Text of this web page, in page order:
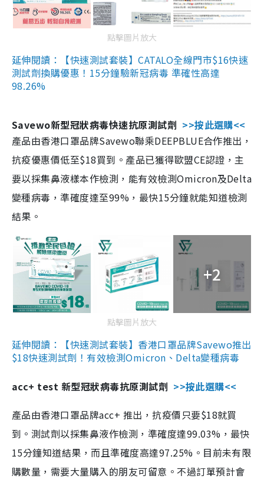
點擊圖片放大
延伸閱讀：【快速測試套裝】CATALO全線門市$16快速
測試劑換購優惠！15分鐘驗新冠病毒 準確性高達
98.26%
Savewo新型冠狀病毒快速抗原測試劑 >>按此選購<<
產品由香港口罩品牌Savewo聯乘DEEPBLUE合作推出，
抗疫優惠價低至$18買到。產品已獲得歐盟CE認證，主
要以採集鼻液樣本作檢測，能有效檢測Omicron及Delta
變種病毒，準確度達至99%，最快15分鐘就能知道檢測
結果。
+2
點擊圖片放大
延伸閱讀：【快速測試套裝】香港口罩品牌Savewo推出
$18快速測試劑！有效檢測Omicron、Delta變種病毒
acc+ test 新型冠狀病毒抗原測試劑 >>按此選購<<
產品由香港口罩品牌acc+ 推出，抗疫價只要$18就買
到。測試劑以採集鼻液作檢測，準確度達99.03%，最快
15分鐘知道結果，而且準確度高達97.25%。目前未有限
購數量，需要大量購入的朋友可留意。不過訂單預計會